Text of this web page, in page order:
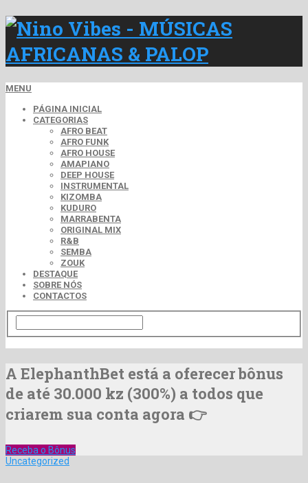
MENU
PÁGINA INICIAL
CATEGORIAS
AFRO BEAT
AFRO FUNK
AFRO HOUSE
AMAPIANO
DEEP HOUSE
INSTRUMENTAL
KIZOMBA
KUDURO
MARRABENTA
ORIGINAL MIX
R&B
SEMBA
ZOUK
DESTAQUE
SOBRE NÓS
CONTACTOS
A ElephanthBet está a oferecer bônus
de até 30.000 kz (300%) a todos que
criarem sua conta agora 👉
Receba o Bônus
Uncategorized